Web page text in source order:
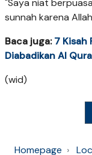
"Saya niat
sunnah karena
Baca juga:7 Kisah
Diabadikan Al
(wid)
Homepage